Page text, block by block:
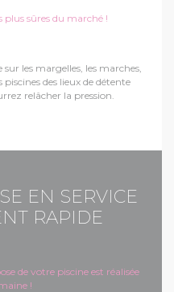
EN SERVICE
RAPIDE
de votre piscine est réalisée
!
plus sûres du marché !
les margelles, les marches,
des lieux de détente
relâcher la pression.